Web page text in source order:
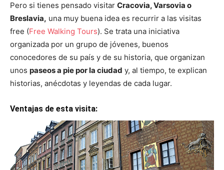
Pero si tienes pensado visitar Cracovia, Varsovia o
Breslavia, una muy buena idea es recurrir a las visitas
free (Free Walking Tours). Se trata una iniciativa
organizada por un grupo de jóvenes, buenos
conocedores de su país y de su historia, que organizan
unos paseos a pie por la ciudad y, al tiempo, te explican
historias, anécdotas y leyendas de cada lugar.
Ventajas de esta visita: